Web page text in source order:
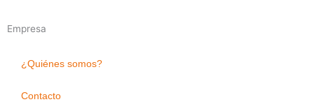
g
Empresa
¿Quiénes somos?
Contacto